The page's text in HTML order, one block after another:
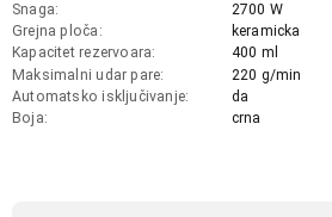
Snaga
2700 W
Grejna ploča
keramicka
Kapacitet rezervoara
400 ml
Maksimalni udar pare
220 g/min
Automatsko isključivanje
da
Boja
crna